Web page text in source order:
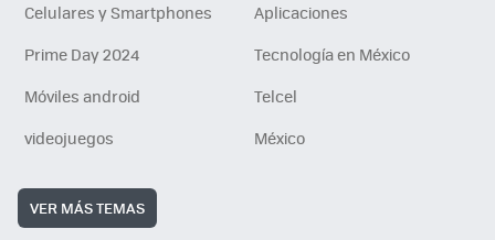
Celulares y Smartphones
Aplicaciones
Prime Day 2024
Tecnología en México
Móviles android
Telcel
videojuegos
México
VER MÁS TEMAS